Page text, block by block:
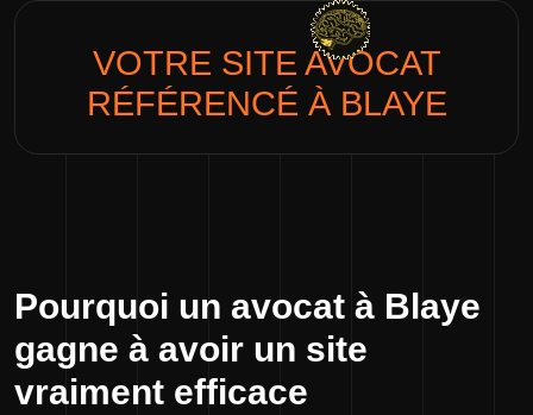
VOTRE SITE AVOCAT
RÉFÉRENCÉ À BLAYE
Pourquoi un avocat à Blaye
gagne à avoir un site
vraiment efficace